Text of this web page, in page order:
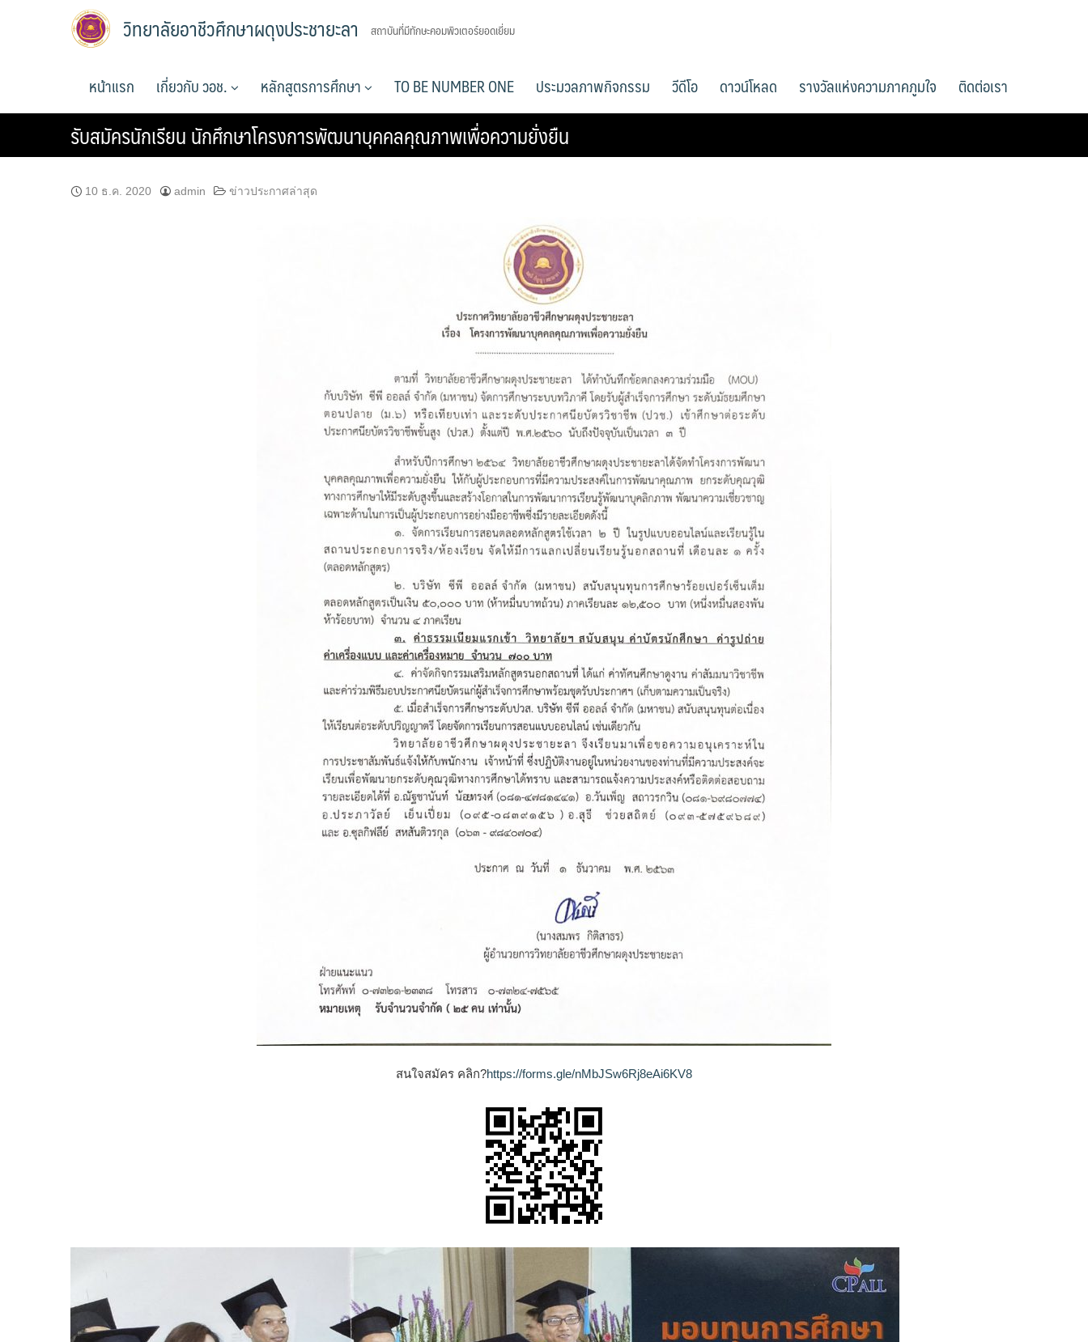
วิทยาลัยอาชีวศึกษาผดุงประชายะลา สถาบันที่มีทักษะคอมพิวเตอร์ยอดเยี่ยม
หน้าแรก เกี่ยวกับ วอช. หลักสูตรการศึกษา TO BE NUMBER ONE ประมวลภาพกิจกรรม วีดีโอ ดาวน์โหลด รางวัลแห่งความภาคภูมใจ ติดต่อเรา
รับสมัครนักเรียน นักศึกษาโครงการพัฒนาบุคคลคุณภาพเพื่อความยั่งยืน
10 ธ.ค. 2020 admin ข่าวประกาศล่าสุด
สนใจสมัคร คลิก?https://forms.gle/nMbJSw6Rj8eAi6KV8